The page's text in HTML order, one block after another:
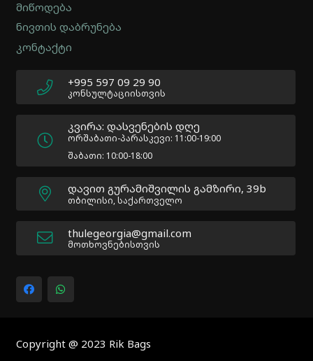
2.0.12
Author:
Atakan
Docs:
https://atakanau.blogspot.com/2021/01/automatic-
menu-
plugin.html
|
Active
Theme:
Impreza
Child
(Impreza-
Parent
(Impreza)
მიწოდება
ნივთის დაბრუნება
კონტაქტი
+995 597 09 29 90
კონსულტაციისთვის
კვირა: დასვენების დღე
ორშაბათი-პარასკევი: 11:00-19:00
შაბათი: 10:00-18:00
დავით გურამიშვილის გამზირი, 39b
თბილისი, საქართველო
thulegeorgia@gmail.com
მოთხოვნებისთვის
Copyright @ 2023 Rik Bags